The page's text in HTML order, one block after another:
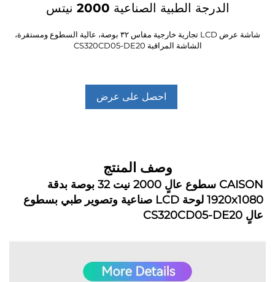
الدرجة الطبية الصناعية 2000 نيتس
شاشة عرض LCD تجارية خارجية مقاس ٣٢ بوصة، عالية السطوع ومستقرة،
الشاشة المراقبة CS320CD05-DE20
احصل على عرض
وصف المنتج
سطوع عالٍ 2000 نيت 32 بوصة بدقة
1920x1080 لوحة LCD صناعية وتصوير طبي بسطوع
CS320CD05-